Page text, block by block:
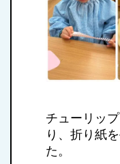
チューリッ
り、折り紙
た。